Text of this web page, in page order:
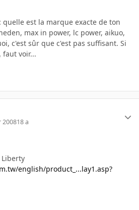
est la marque exacte de ton
max in power, lc power, aikuo,
c'est sûr que c'est pas suffisant. Si
faut voir...
200818 a
Liberty
english/product_...lay1.asp?